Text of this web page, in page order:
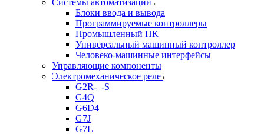
Системы автоматизации
Блоки ввода и вывода
Программируемые контроллеры
Промышленный ПК
Универсальный машинный контроллер
Человеко-машинные интерфейсы
Управляющие компоненты
Электромеханическое реле
G2R-_-S
G4Q
G6D4
G7J
G7L